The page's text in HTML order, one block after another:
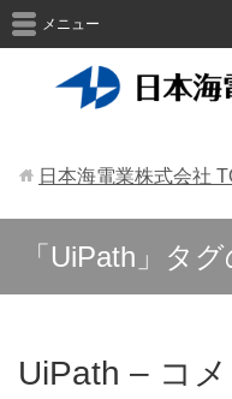
メニュー
日本海電業株式会社
「UiPath」タ
UiPath – コメ